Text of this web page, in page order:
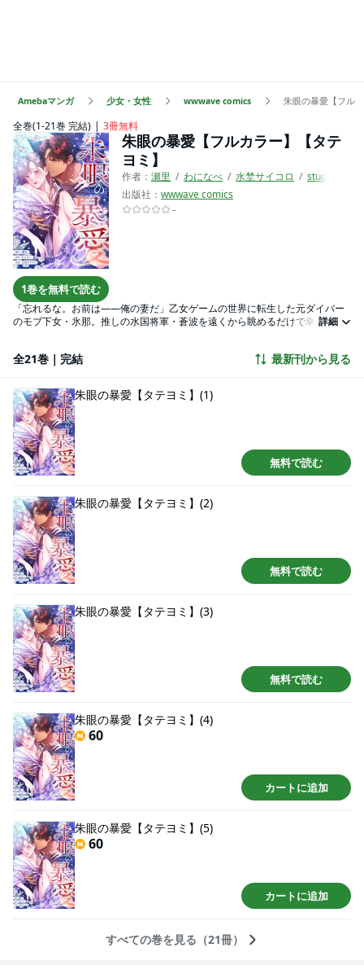
Amebaマンガ 少女・女性 wwwave comics 朱眼の暴愛【フル
全巻(1-21巻 完結) 3冊無料
1巻を無料で読む
朱眼の暴愛【フルカラー】【タテ
ヨミ】
作者： 瀬里 わになべ 水埜サイコロ
studio73
出版社： wwwave comics
-
「忘れるな。お前は――俺の妻だ」乙女ゲームの世界に転生した元ダイバー
のモブ下女・氷那。推しの水国将軍・蒼波を遠くから眺めるだけで幸せだっ
氷那。しかし、その神秘的な姿を“人魚姫”と見初めた冷酷非道な悪役、炎国将
婚姻。拒むべき宿敵。それなのに、強引で不器用な彼の熱に、心も体も抗え
ないのは、なぜ――？
詳細
全21巻｜完結 最新刊から見る
朱眼の暴愛【タテヨミ】(1)
無料で読む
朱眼の暴愛【タテヨミ】(2)
無料で読む
朱眼の暴愛【タテヨミ】(3)
無料で読む
朱眼の暴愛【タテヨミ】(4)
60
カートに追加
朱眼の暴愛【タテヨミ】(5)
60
カートに追加
すべての巻を見る（21冊）